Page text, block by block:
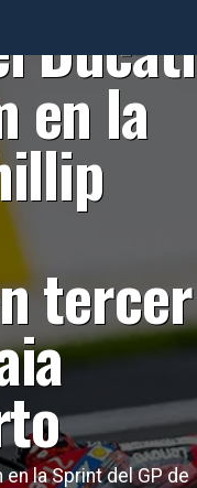
Ducati
en la
tercer
la Sprint del GP de